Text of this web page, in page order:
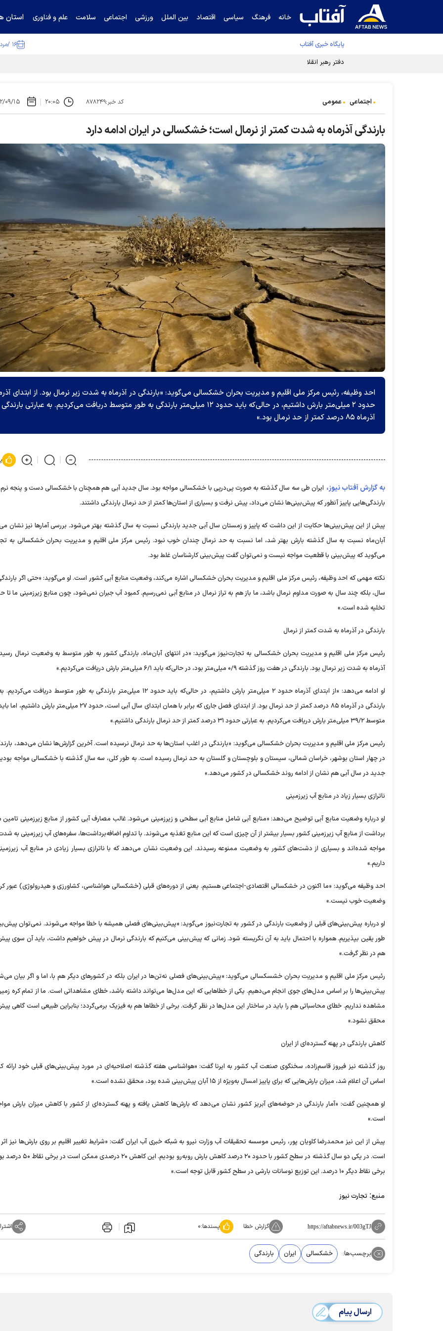
خانه فرهنگ سیاسی اقتصاد بین الملل ورزشی اجتماعی سلامت علم و فناوری استان
پایگاه خبری آفتاب ۱۶ /مرداد /۱۴۰۵
دفتر رهبر انقلاب ادعای خرازی درباره پزشکیان را تکذیب کرد
اجتماعی عمومی کد خبر:۸۷۸۲۴۹ ۲۰:۰۵ ۱۴۰۲/
بارندگی آذرماه به شدت کمتر از نرمال است؛ خشکسالی در ایران ادامه دارد
احد وظیفه، رئیس مرکز ملی اقلیم و مدیریت بحران خشکسالی می‌گوید: «بارندگی در آذرماه به شدت زیر نرمال بود. از ابتدای
حدود ۲ میلی‌متر بارش داشتیم، در حالی‌که باید حدود ۱۲ میلی‌متر بارندگی به طور متوسط دریافت می‌کردیم. به عبارتی
آذرماه ۸۵ درصد کمتر از حد نرمال بود.»
به گزارش آفتاب نیوز، ایران طی سه سال گذشته به صورت پی‌درپی با خشکسالی مواجه بود. سال جدید آبی هم همچنان با خشکسالی دست و پنجه
بارندگی‌هایی پاییز آنطور که پیش‌بینی‌ها نشان می‌داد، پیش نرفت و بسیاری از استان‌ها کمتر از حد نرمال بارندگی داشتند.
پیش از این پیش‌بینی‌ها حکایت از این داشت که پاییز و زمستان سال آبی جدید بارندگی نسبت به سال گذشته بهتر می‌شود. بررسی آمار‌ها نیز نشان
آبان‌ماه نسبت به سال گذشته بارش بهتر شد، اما نسبت به حد نرمال چندان خوب نبود. رئیس مرکز ملی اقلیم و مدیریت بحران خشکسالی به
می‌گوید که پیش‌بینی با قطعیت مواجه نیست و نمی‌توان گفت پیش‌بینی کارشناسان غلط بود.
نکته مهمی که احد وظیفه، رئیس مرکز ملی اقلیم و مدیریت بحران خشکسالی اشاره می‌کند، وضعیت منابع آبی کشور است. او می‌گوید: «حتی اگر
سال، بلکه چند سال به صورت مداوم نرمال باشد، ما باز هم به تراز نرمال در منابع آبی نمی‌رسیم. کمبود آب جبران نمی‌شود، چون منابع زیرزمینی ما تا
تخلیه شده است.»
بارندگی در آذرماه به شدت کمتر از نرمال
رئیس مرکز ملی اقلیم و مدیریت بحران خشکسالی به تجارت‌نیوز می‌گوید: «در انتهای آبان‌ماه، بارندگی کشور به طور متوسط به وضعیت نرمال
آذرماه به شدت زیر نرمال بود. بارندگی در هفت روز گذشته ۰/۹ میلی‌متر بود، در حالی‌که باید ۶/۱ میلی‌متر بارش دریافت می‌کردیم.»
او ادامه می‌دهد: «از ابتدای آذرماه حدود ۲ میلی‌متر بارش داشتیم، در حالی‌که باید حدود ۱۲ میلی‌متر بارندگی به طور متوسط
بارندگی در آذرماه ۸۵ درصد کمتر از حد نرمال بود. از ابتدای فصل جاری که برابر با همان ابتدای سال آبی است، حدود ۲۷
متوسط ۳۹/۲ میلی‌متر بارش دریافت می‌کردیم. به عبارتی حدود ۳۱ درصد کمتر از حد نرمال بارندگی داشتیم.»
رئیس مرکز ملی اقلیم و مدیریت بحران خشکسالی می‌گوید: «بارندگی در اغلب استان‌ها به حد نرمال نرسیده است. آخرین گزارش‌ها نشان می‌دهد،
در چهار استان بوشهر، خراسان شمالی، سیستان و بلوچستان و گلستان به حد نرمال رسیده است. به طور کلی، سه سال گذشته با خشکسالی مواجه
جدید در سال آبی هم نشان از ادامه روند خشکسالی در کشور می‌دهد.»
ناترازی بسیار زیاد در منابع آب زیرزمینی
او درباره وضعیت منابع آبی توضیح می‌دهد: «منابع آبی شامل منابع آبی سطحی و زیرزمینی می‌شود. غالب مصارف آبی کشور از منابع زیرزمینی
برداشت از منابع آب زیرزمینی کشور بسیار بیشتر از آن چیزی است که این منابع تغذیه می‌شوند. با تداوم اضافه‌برداشت‌ها، سفره‌های آب زیرزمینی به
مواجه شده‌اند و بسیاری از دشت‌های کشور به وضعیت ممنوعه رسیدند. این وضعیت نشان می‌دهد که با ناترازی بسیار زیادی در منابع آب
داریم.»
احد وظیفه می‌گوید: «ما اکنون در خشکسالی اقتصادی-اجتماعی هستیم. یعنی از دوره‌های قبلی (خشکسالی هواشناسی، کشاورزی و هیدرولوژی) عبور
وضعیت خوب نیست.»
او درباره پیش‌بینی‌های قبلی از وضعیت بارندگی در کشور به تجارت‌نیوز می‌گوید: «پیش‌بینی‌های فصلی همیشه با خطا مواجه می‌شوند. نمی‌توان
طور یقین بپذیریم. همواره با احتمال باید به آن نگریسته شود. زمانی که پیش‌بینی می‌کنیم که بارندگی نرمال در پیش خواهیم داشت، باید آن سوی
هم در نظر گرفت.»
رئیس مرکز ملی اقلیم و مدیریت بحران خشسکسالی می‌گوید: «پیش‌بینی‌های فصلی نه‌تن‌ها در ایران بلکه در کشور‌های دیگر هم با، اما و اگر بیان
پیش‌بینی‌ها را بر اساس مدل‌های جوی انجام می‌دهیم. یکی از خطا‌هایی که این مدل‌ها می‌تواند داشته باشد، خطای مشاهداتی است. ما از تمام کره
مشاهده نداریم. خطای محاسباتی هم را باید در ساختار این مدل‌ها در نظر گرفت. برخی از خطا‌ها هم به فیزیک برمی‌گردد؛ بنابراین طبیعی است گاهی
محقق نشود.»
کاهش بارندگی در پهنه گسترده‌ای از ایران
روز گذشته نیز فیروز قاسم‌زاده، سخنگوی صنعت آب کشور به ایرنا گفت: «هواشناسی هفته گذشته اصلاحیه‌ای در مورد پیش‌بینی‌های قبلی خود ارائه
اساس آن اعلام شد، میزان بارش‌هایی که برای پاییز امسال به‌ویژه از ۱۵ آبان پیش‌بینی شده بود، محقق نشده است.»
او همچنین گفت: «آمار بارندگی در حوضه‌های آبریز کشور نشان می‌دهد که بارش‌ها کاهش یافته و پهنه گسترده‌ای از کشور با کاهش میزان بارش
است.»
پیش از این نیز محمدرضا کاویان پور، رئیس موسسه تحقیقات آب وزارت نیرو به شبکه خبری آب ایران گفت: «شرایط تغییر اقلیم بر روی بارش‌ها نیز
است. در یکی دو سال گذشته در سطح کشور با حدود ۲۰ درصد کاهش بارش
برخی نقاط دیگر ۱۰ درصد. این توزیع نوسانات بارشی در سطح کشور قابل توجه است.»
منبع: تجارت نیوز
https://aftabnews.ir/003gTJ گزارش خطا پسندها:۰
برچسب‌ها: خشکسالی ایران بارندگی
ارسال پیام